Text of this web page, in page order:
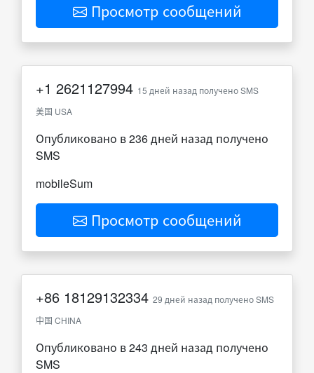
Просмотр сообщений
+1 2621127994 15 дней назад получено SMS
美国 USA
Опубликовано в 236 дней назад получено
SMS
mobileSum
Просмотр сообщений
+86 18129132334 29 дней назад получено SMS
中国 CHINA
Опубликовано в 243 дней назад получено
SMS